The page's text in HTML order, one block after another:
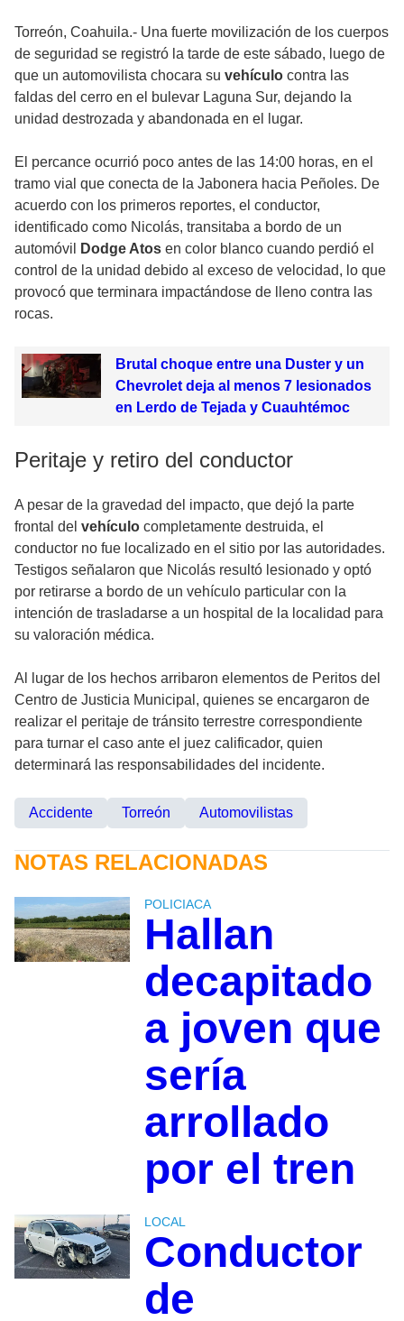
Torreón, Coahuila.- Una fuerte movilización de los cuerpos
de seguridad se registró la tarde de este sábado, luego de
que un automovilista chocara su vehículo contra las
faldas del cerro en el bulevar Laguna Sur, dejando la
unidad destrozada y abandonada en el lugar.
El percance ocurrió poco antes de las 14:00 horas, en el
tramo vial que conecta de la Jabonera hacia Peñoles. De
acuerdo con los primeros reportes, el conductor,
identificado como Nicolás, transitaba a bordo de un
automóvil
Dodge Atos en color blanco cuando perdió el
control de la unidad debido al exceso de velocidad, lo que
provocó que terminara impactándose de lleno contra las
rocas.
Brutal choque entre una Duster y un
Chevrolet deja al menos 7 lesionados
en Lerdo de Tejada y Cuauhtémoc
Peritaje y retiro del conductor
A pesar de la gravedad del impacto, que dejó la parte
frontal del vehículo completamente destruida, el
conductor no fue localizado en el sitio por las autoridades.
Testigos señalaron que Nicolás resultó lesionado y optó
por retirarse a bordo de un vehículo particular con la
intención de trasladarse a un hospital de la localidad para
su valoración médica.
Al lugar de los hechos arribaron elementos de Peritos del
Centro de Justicia Municipal, quienes se encargaron de
realizar el peritaje de tránsito terrestre correspondiente
para turnar el caso ante el juez calificador, quien
determinará las responsabilidades del incidente.
Accidente Torreón Automovilistas
NOTAS RELACIONADAS
POLICIACA
Hallan
decapitado
a joven que
sería
arrollado
por el tren
LOCAL
Conductor
de